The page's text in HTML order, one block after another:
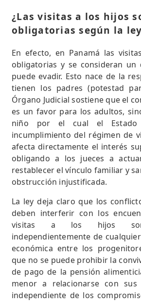
¿Las visitas a los hijos
obligatorias según la
En efecto, en Panamá las
obligatorias y se consideran
puede evadir. Esto nace de la
tienen los padres (potestad
Órgano Judicial sostiene que el
es un favor para los adultos,
niño por el cual el Estado
incumplimiento del régimen de
afecta directamente el interés
obligando a los jueces a
restablecer el vínculo familiar y
obstrucción injustificada.
La ley deja claro que los
deben interferir con los
visitas a los hijos son
independientemente de
económica entre los
que no se puede prohibir la
de pago de la pensión
menor a relacionarse con sus
independiente de los